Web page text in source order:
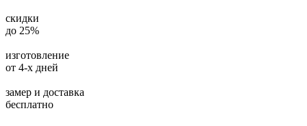
скидки
до 25%
изготовление
от 4-х дней
замер и доставка
бесплатно